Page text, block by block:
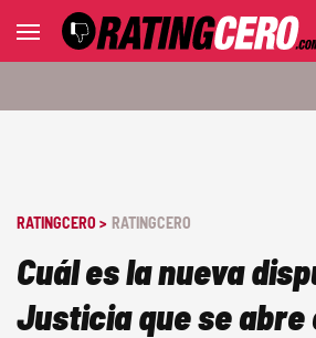
RATINGCERO > RATINGCERO
Cuál es la nueva
Justicia que se